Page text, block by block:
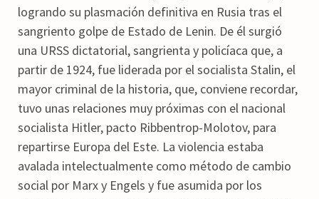
logrando su plasmación definitiva en Rusia tras el
sangriento golpe de Estado de Lenin. De él surgió
una URSS dictatorial, sangrienta y policíaca que, a
partir de 1924, fue liderada por el socialista Stalin, el
mayor criminal de la historia, que, conviene recordar,
tuvo unas relaciones muy próximas con el nacional
socialista Hitler, pacto Ribbentrop-Molotov, para
repartirse Europa del Este. La violencia estaba
avalada intelectualmente como método de cambio
social por Marx y Engels y fue asumida por los